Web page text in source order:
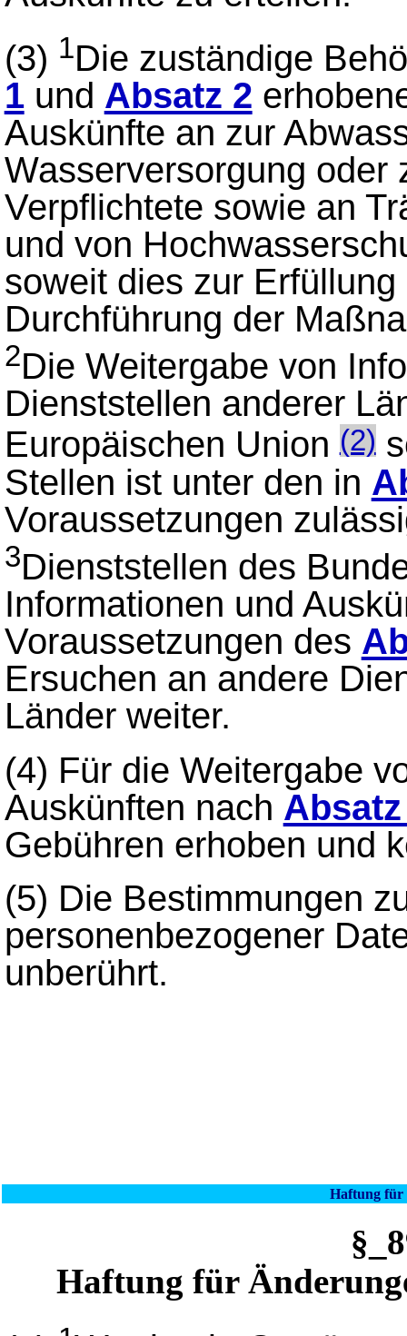
(3) 1Die zuständige
1und Absatz 2
Auskünfte an zur
Wasserversorgung oder
Verpflichtete sowie an
und von
soweit dies zur
Durchführung der
2Die Weitergabe von
Dienststellen anderer
Europäischen Union(2)
Stellen ist unter den in
Voraussetzungen
3Dienststellen des
Informationen und
Voraussetzungen des
Ersuchen an andere
Länder weiter.
(4) Für die Weitergabe
Auskünften nach
Gebühren erhoben und
(5) Die Bestimmungen
personenbezogener
unberührt.
Haftung für
Haftung für